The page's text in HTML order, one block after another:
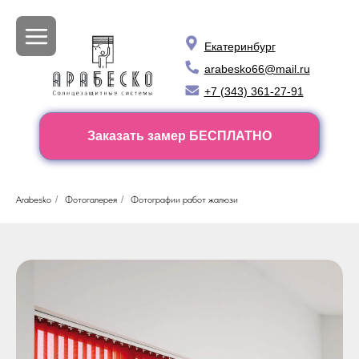
Екатеринбург
arabesko66@mail.ru
+7 (343) 361-27-91
Заказать замер БЕСПЛАТНО
Arabesko / Фотогалерея / Фотографии работ жалюзи